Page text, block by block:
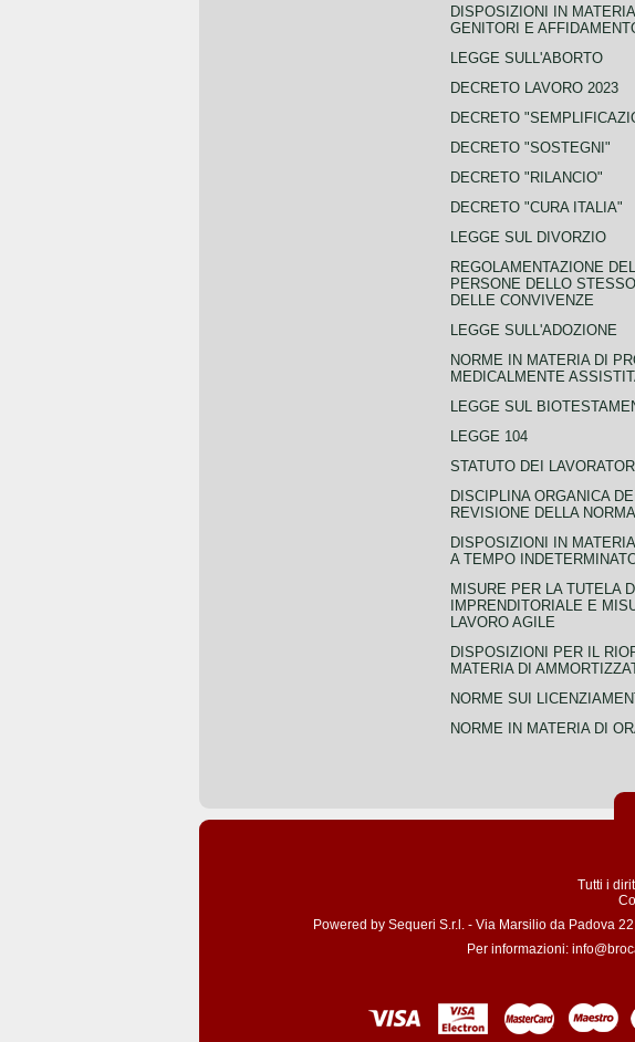
DISPOSIZIONI IN
GENITORI E
LEGGE SULL'ABORTO
DECRETO LAVORO 2023
DECRETO
DECRETO "SOSTEGNI"
DECRETO "RILANCIO"
DECRETO "CURA ITALIA"
LEGGE SUL DIVORZIO
REGOLAMENTAZIONE
PERSONE DELLO
DELLE CONVIVENZE
LEGGE SULL'ADOZIONE
NORME IN MATERIA DI
MEDICALMENTE
LEGGE SUL
LEGGE 104
STATUTO DEI
DISCIPLINA ORGANICA
REVISIONE DELLA
DISPOSIZIONI IN
A TEMPO
MISURE PER LA TUTELA
IMPRENDITORIALE E
LAVORO AGILE
DISPOSIZIONI PER IL
MATERIA DI
NORME SUI
NORME IN MATERIA DI
Tutti i
Powered by Sequeri S.r.l. - Via Marsilio da Padova
Per informazioni: